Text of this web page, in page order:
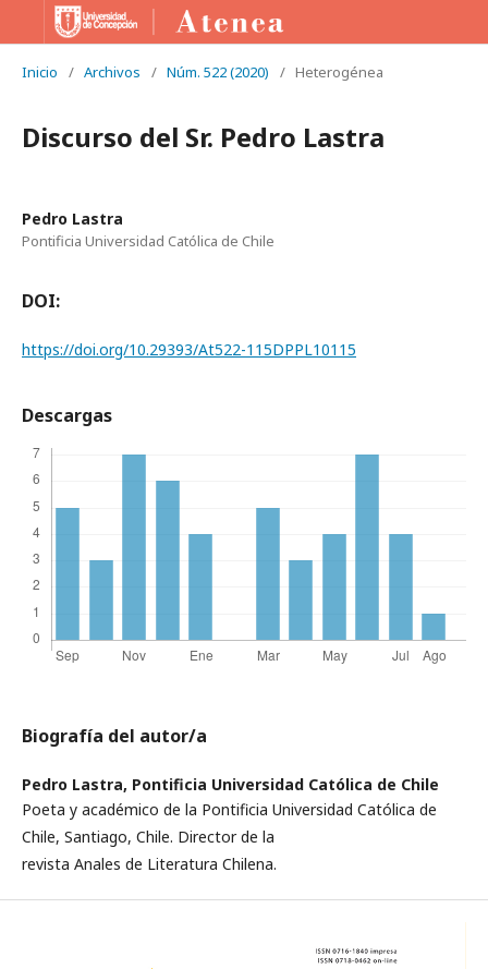
Inicio / Archivos / Núm. 522 (2020) / Heterogénea
Discurso del Sr. Pedro Lastra
Pedro Lastra
Pontificia Universidad Católica de Chile
DOI:
https://doi.org/10.29393/At522-115DPPL10115
Descargas
Biografía del autor/a
Pedro Lastra, Pontificia Universidad Católica de Chile
Poeta y académico de la Pontificia Universidad Católica de
Chile, Santiago, Chile. Director de la
revista Anales de Literatura Chilena.